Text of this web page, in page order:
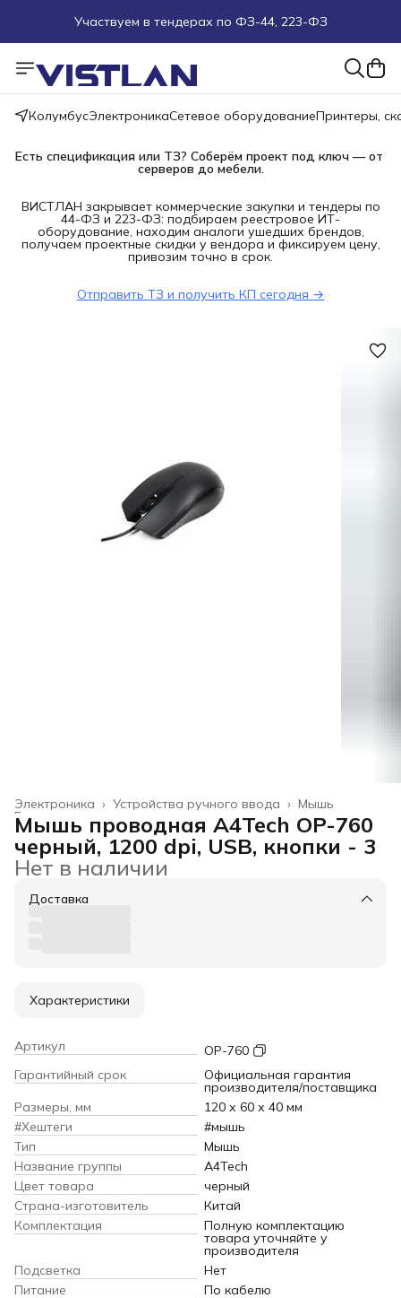
Участвуем в тендерах по ФЗ-44, 223-ФЗ
Поможем подобрать оборудование под ТЗ
Пуско-наладочные работы
Пришлите запрос на e-mail или в чат
КолумбусЭлектроникаСетевое оборудованиеПринтеры,
Есть спецификация или ТЗ? Соберём проект под ключ — от
серверов до мебели.
ВИСТЛАН закрывает коммерческие закупки и тендеры по
44-ФЗ и 223-ФЗ: подбираем реестровое ИТ-
оборудование, находим аналоги ушедших брендов,
получаем проектные скидки у вендора и фиксируем цену,
привозим точно в срок.
Отправить ТЗ и получить КП сегодня →
Мышь
Устройства ручного ввода ›
Электроника ›
Главная
Мышь проводная A4Tech OP-760
черный, 1200 dpi, USB, кнопки - 3
Нет в наличии
Доставка
Характеристики
Артикул
OP-760
Гарантийный срок
Официальная гарантия
производителя/поставщика
Размеры, мм
120 х 60 х 40 мм
#Хештеги
#мышь
Тип
Мышь
Название группы
A4Tech
Цвет товара
черный
Страна-изготовитель
Китай
Комплектация
Полную комплектацию
товара уточняйте у
производителя
Подсветка
Нет
Питание
По кабелю